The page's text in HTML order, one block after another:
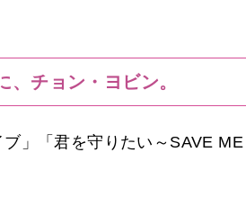
チョン・ヨビン。
」「君を守りたい～SAVE